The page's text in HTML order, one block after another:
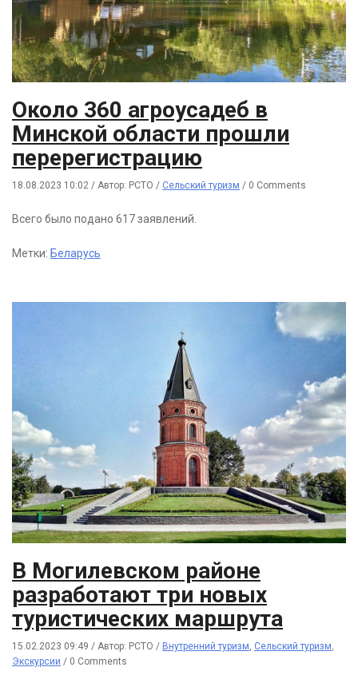
Около 360 агроусадеб в
Минской области прошли
перерегистрацию
18.08.2023 10:02 / Автор: РСТО / Сельский туризм / 0 Comments
Всего было подано 617 заявлений.
Метки: Беларусь
В Могилевском районе
разработают три новых
туристических маршрута
15.02.2023 09:49 / Автор: РСТО / Внутренний туризм, Сельский туризм,
Экскурсии / 0 Comments